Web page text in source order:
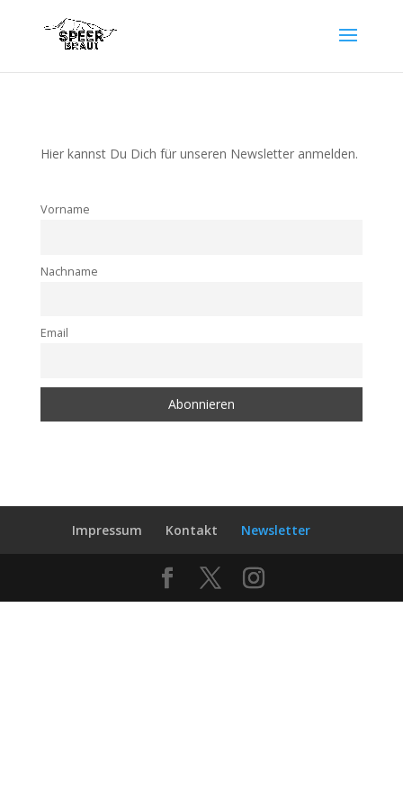
Hier kannst Du Dich für unseren Newsletter anmelden.
Vorname
Nachname
Email
Impressum Kontakt Newsletter